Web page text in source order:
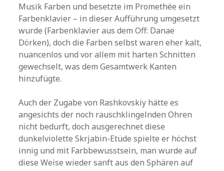
Musik Farben und besetzte im Promethée ein
Farbenklavier – in dieser Aufführung umgesetzt
wurde (Farbenklavier aus dem Off: Danae
Dörken), doch die Farben selbst waren eher kalt,
nuancenlos und vor allem mit harten Schnitten
gewechselt, was dem Gesamtwerk Kanten
hinzufügte.
Auch der Zugabe von Rashkovskiy hätte es
angesichts der noch rauschklingelnden Ohren
nicht bedurft, doch ausgerechnet diese
dunkelviolette Skrjabin-Etüde spielte er höchst
innig und mit Farbbewusstsein, man wurde auf
diese Weise wieder sanft aus den Sphären auf